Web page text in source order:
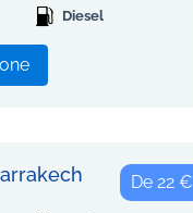
Diesel
De 22 €